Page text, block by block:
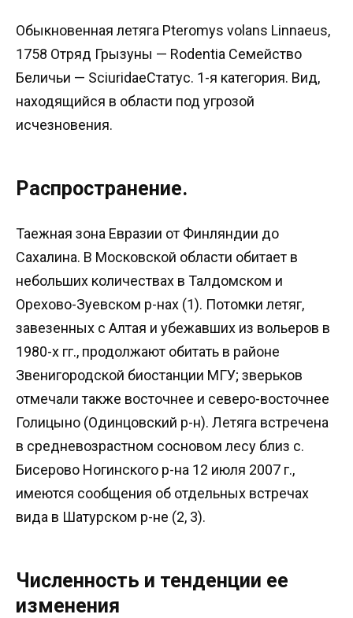
Обыкновенная летяга Pteromys volans Linnaeus,
1758 Отряд Грызуны — Rodentia Семейство
Беличьи — SciuridaeCтатус. 1-я категория. Вид,
находящийся в области под угрозой
исчезновения.
Распространение.
Таежная зона Евразии от Финляндии до
Сахалина. В Московской области обитает в
небольших количествах в Талдомском и
Орехово-Зуевском р-нах (1). Потомки летяг,
завезенных с Алтая и убежавших из вольеров в
1980-х гг., продолжают обитать в районе
Звенигородской биостанции МГУ; зверьков
отмечали также восточнее и северо-восточнее
Голицыно (Одинцовский р-н). Летяга встречена
в средневозрастном сосновом лесу близ с.
Бисерово Ногинского р-на 12 июля 2007 г.,
имеются сообщения об отдельных встречах
вида в Шатурском р-не (2, 3).
Численность и тенденции ее
изменения